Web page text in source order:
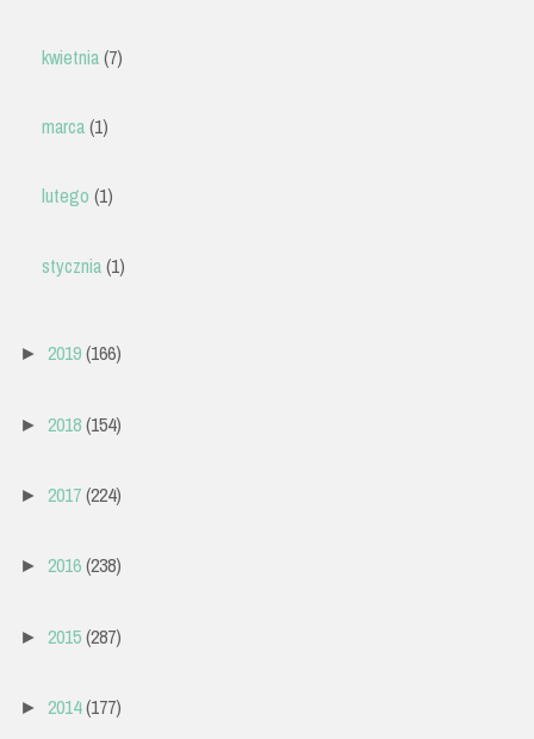
kwietnia(7)
marca(1)
lutego (1)
stycznia(1)
► 2019(166)
► 2018(154)
► 2017(224)
► 2016(238)
► 2015(287)
► 2014(177)